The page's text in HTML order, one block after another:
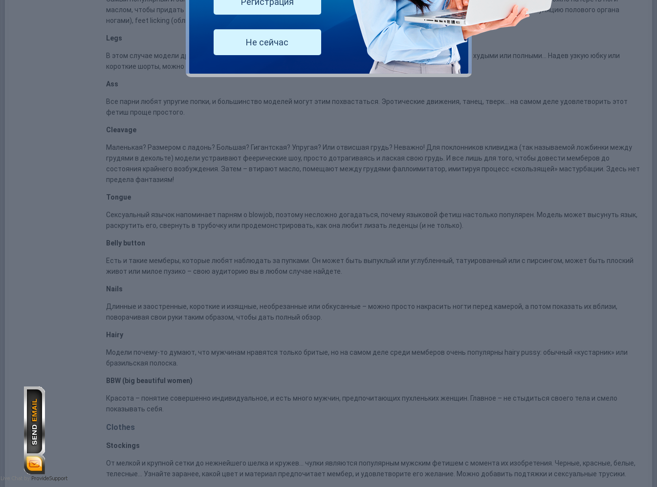
маслом, чтобы придать им соблазнительно влажный и скользкий вид, а парам – продемонстрировать великолепный foot job (стимуляцию полового органа
ногами), feet licking (облизывание), feet sniffing (обнюхивание), toe sucking и toe licking (сосание и лизание пальцев).
Legs
В этом случае модели дразнят своими ногами и бедрами: подтянутыми и стройными, изящными и загорелыми, худыми или полными… Надев узкую юбку или
короткие шорты, можно устроить грандиозное шоу для возбужденных мемберов.
Ass
Все парни любят упругие попки, и большинство моделей могут этим похвастаться. Эротические движения, танец, тверк… на самом деле удовлетворить этот
фетиш проще простого.
Cleavage
Маленькая? Размером с ладонь? Большая? Гигантская? Упругая? Или отвисшая грудь? Неважно! Для поклонников кливиджа (так называемой ложбинки между
грудями в декольте) модели устраивают феерические шоу, просто дотрагиваясь и лаская свою грудь. И все лишь для того, чтобы довести мемберов до
состояния крайнего возбуждения. Затем – втирают масло, помещают между грудями фаллоимитатор, имитируя процесс «скользящей» мастурбации. Здесь нет
предела фантазиям!
Tongue
Сексуальный язычок напоминает парням о blowjob, поэтому несложно догадаться, почему языковой фетиш настолько популярен. Модель может высунуть язык,
раскрутить его, свернуть в трубочку или продемонстрировать, как она любит лизать леденцы (и не только).
Belly button
Есть и такие мемберы, которые любят наблюдать за пупками. Он может быть выпуклый или углубленный, татуированный или с пирсингом, может быть плоский
живот или милое пузико – свою аудиторию вы в любом случае найдете.
Nails
Длинные и заостренные, короткие и изящные, необрезанные или обкусанные – можно просто накрасить ногти перед камерой, а потом показать их вблизи,
поворачивая свои руки таким образом, чтобы дать полный обзор.
Hairy
Модели почему-то думают, что мужчинам нравятся только бритые, но на самом деле среди мемберов очень популярны hairy pussy: обычный «кустарник» или
бразильская полоска.
BBW (big beautiful women)
Красота – понятие совершенно индивидуальное, и есть много мужчин, предпочитающих пухленьких женщин. Главное – не стыдиться своего тела и смело
показывать себя.
Clothes
Stockings
От мелкой и крупной сетки до нежнейшего шелка и кружев… чулки являются популярным мужским фетишем с момента их изобретения. Черные, красные, белые,
телесные… Узнайте заранее, какой цвет и материал предпочитает мембер, и удовлетворите его желание. Можно добавить подтяжки и сексуальные трусики.
Не сейчас